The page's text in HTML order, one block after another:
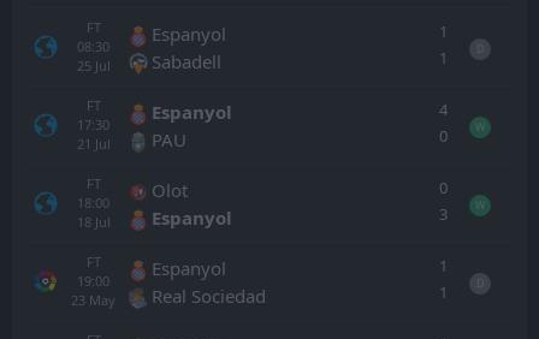
FT
08:30
25 Jul
Espanyol
Sabadell
1
1
D
FT
17:30
21 Jul
Espanyol
PAU
4
0
W
FT
18:00
18 Jul
Olot
Espanyol
0
3
W
FT
19:00
23 May
Espanyol
Real Sociedad
1
1
D